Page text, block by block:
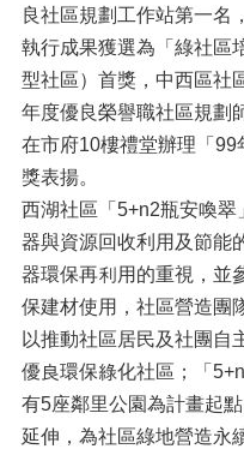
良社區規劃工作站第一名
執行成果獲選為「綠社區
型社區）首獎，中西區社
年度優良榮譽職社區規劃
在市府10樓禮堂辦理「
獎表揚。
西湖社區「5+n2瓶安喚
器與資源回收利用及節能
器環保再利用的重視，並
保建材使用，社區營造團
以推動社區居民及社團自
優良環保綠化社區；「
有5座鄰里公園為計畫起
延伸，為社區綠地營造永